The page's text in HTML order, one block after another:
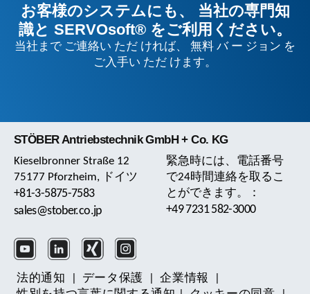
お客様のシステムにも、 当社の専門知
識と SERVOsoft® をご利用ください。
当社まで ご連絡い ただ ければ、 無料 バ ー ジョン を
ご入手い ただ けます。
STÖBER Antriebstechnik GmbH + Co. KG
Kieselbronner Straße 12
75177 Pforzheim, ドイツ
+81-3-5875-7583
sales@stober.co.jp
緊急時には、電話番号
で24時間連絡を取るこ
とができます。：
+49 7231 582-3000
法的通知 データ保護 企業情報